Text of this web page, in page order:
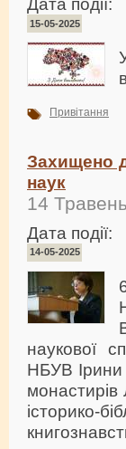
15-05-2025
Привітання
Захищено
наук
14
Дата події:
14-05-2025
наукової
НБУВ Ірини
монастирів
історико-